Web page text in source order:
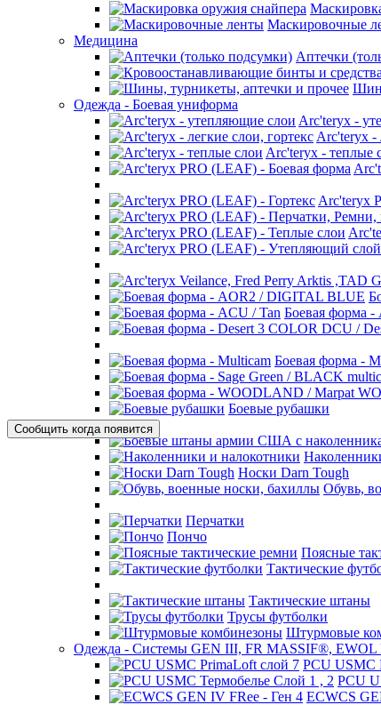
Маскировочные
Медицина
Аптечки
Одежда - Боевая униформа
Arc'teryx -
Arc'teryx -
Arc'teryx - теплые
Arc'teryx
Боевая форма -
Боевая форма -
Боевые рубашки
Носки Darn Tough
Обувь,
Перчатки
Пончо
Поясные
Тактические
Тактические штаны
Трусы футболки
Штурмовые
Одежда - Системы GEN III, FR MASSIF®, EWOL
PCU USMC
PCU
ECWCS
Написать отзыв
Производитель: Eagle industries
Доступность:
Код товара: 209
Сообщить когда появится
Самовывоз
Почта России
ТК СДЭК